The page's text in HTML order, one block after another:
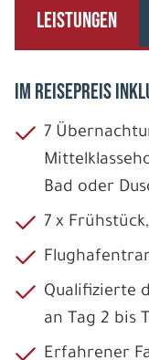
LEISTUNGEN
IM REISEPREIS
7
Bad oder
7 x
Qualifizierte
an Tag 2 bis
Erfahrener